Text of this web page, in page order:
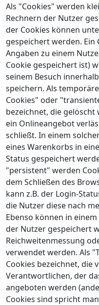
Als "Cookies" werden
Rechnern der Nutzer
der Cookies können
gespeichert werden.
Angaben zu einem
Cookie gespeichert ist)
seinem Besuch
speichern. Als
Cookies" oder
bezeichnet, die
ein Onlineangebot
schließt. In einem
eines Warenkorbs in
Status gespeichert
"persistent" werden
dem Schließen des
kann z.B. der Login-
die Nutzer diese nach
Ebenso können in
der Nutzer gespeichert
Reichweitenmessung
verwendet werden. Als
Cookies bezeichnet, die
Verantwortlichen, der
angeboten werden
Cookies sind spricht